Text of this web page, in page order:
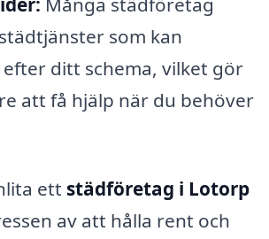
som kan
efter ditt schema, vilket gör
att få hjälp när du behöver
ett städföretag i Lotorp
av att hålla rent och